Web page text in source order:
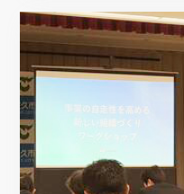
お名前
メールアドレス